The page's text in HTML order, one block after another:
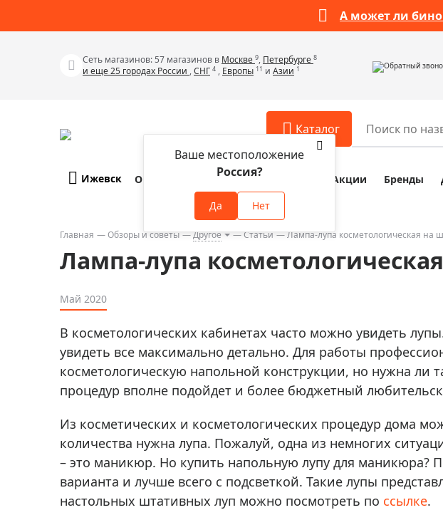
А может ли
Сеть магазинов: 57 магазинов в Москве 9, Петербурге 8
и еще 25 городах России ,СНГ 4 , Европы 11 и Азии 1 Обратный
Каталог
Телескопы
Бинокли
Зрительные трубы
Приборы ночного видения
Тепловизоры
Прицелы
Фотогаджеты
Метеостанции, барометры, часы
Discovery (Дискавери)
Оптика для детей Levenhuk LabZZ
Аксессуары для микроскопов
Аксессуары для зрительных труб
видения
Распродажа оптики по
Распродажа выставочных
Ижевск
Ваше местоположение
Россия?
Да Нет
О компании Оплата и доставка Акции Бренды
Главная Обзоры и советы Другое Статьи Лампа-лупа косметологическая на
Лампа-лупа
Май 2020
В косметологических кабинетах часто можно увидеть
увидеть все максимально детально. Для работы
косметологическую напольной конструкции, но нужна ли
процедур вполне подойдет и более бюджетный
Из косметических и косметологических процедур дома
количества нужна лупа. Пожалуй, одна из немногих
– это маникюр. Но купить напольную лупу для маникюра?
варианта и лучше всего с подсветкой. Такие лупы
настольных штативных луп можно посмотреть по ссылке.